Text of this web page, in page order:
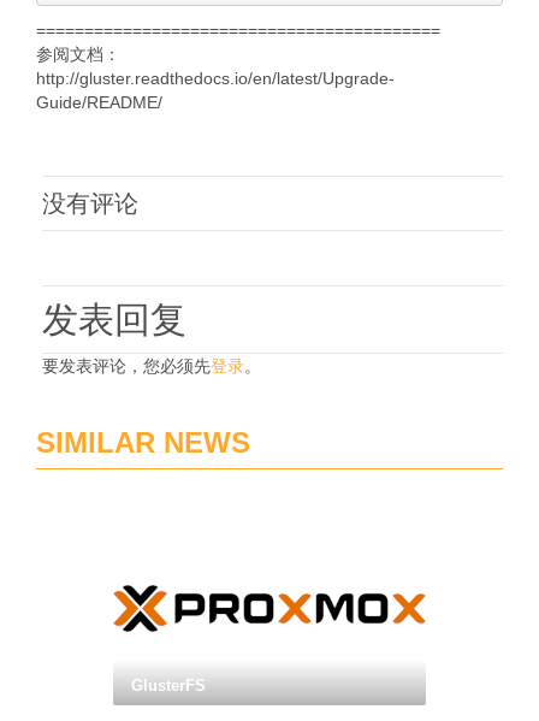
==========================================
参阅文档：
http://gluster.readthedocs.io/en/latest/Upgrade-
Guide/README/
没有评论
发表回复
要发表评论，您必须先登录。
SIMILAR NEWS
GlusterFS